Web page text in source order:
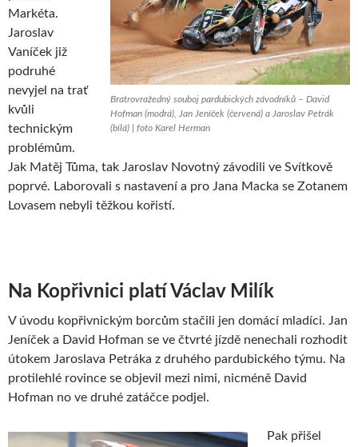
Bratrovražedný souboj pardubických závodníků – David
Hofman (modrá), Jan Jeníček (červená) a Jaroslav Petrák
(bílá) | foto Karel Herman
Markéta.
Jaroslav
Vaníček již
podruhé
nevyjel na trať
kvůli
technickým
problémům.
Jak Matěj Tůma, tak Jaroslav Novotný závodili ve Svítkově
poprvé. Laborovali s nastavení a pro Jana Macka se Zotanem
Lovasem nebyli těžkou kořistí.
Na Kopřivnici platí Václav Milík
V úvodu kopřivnickým borcům stačili jen domácí mladíci. Jan
Jeníček a David Hofman se ve čtvrté jízdě nenechali rozhodit
útokem Jaroslava Petráka z druhého pardubického týmu. Na
protilehlé rovince se objevil mezi nimi, nicméně David
Hofman no ve druhé zatáčce podjel.
Pak přišel